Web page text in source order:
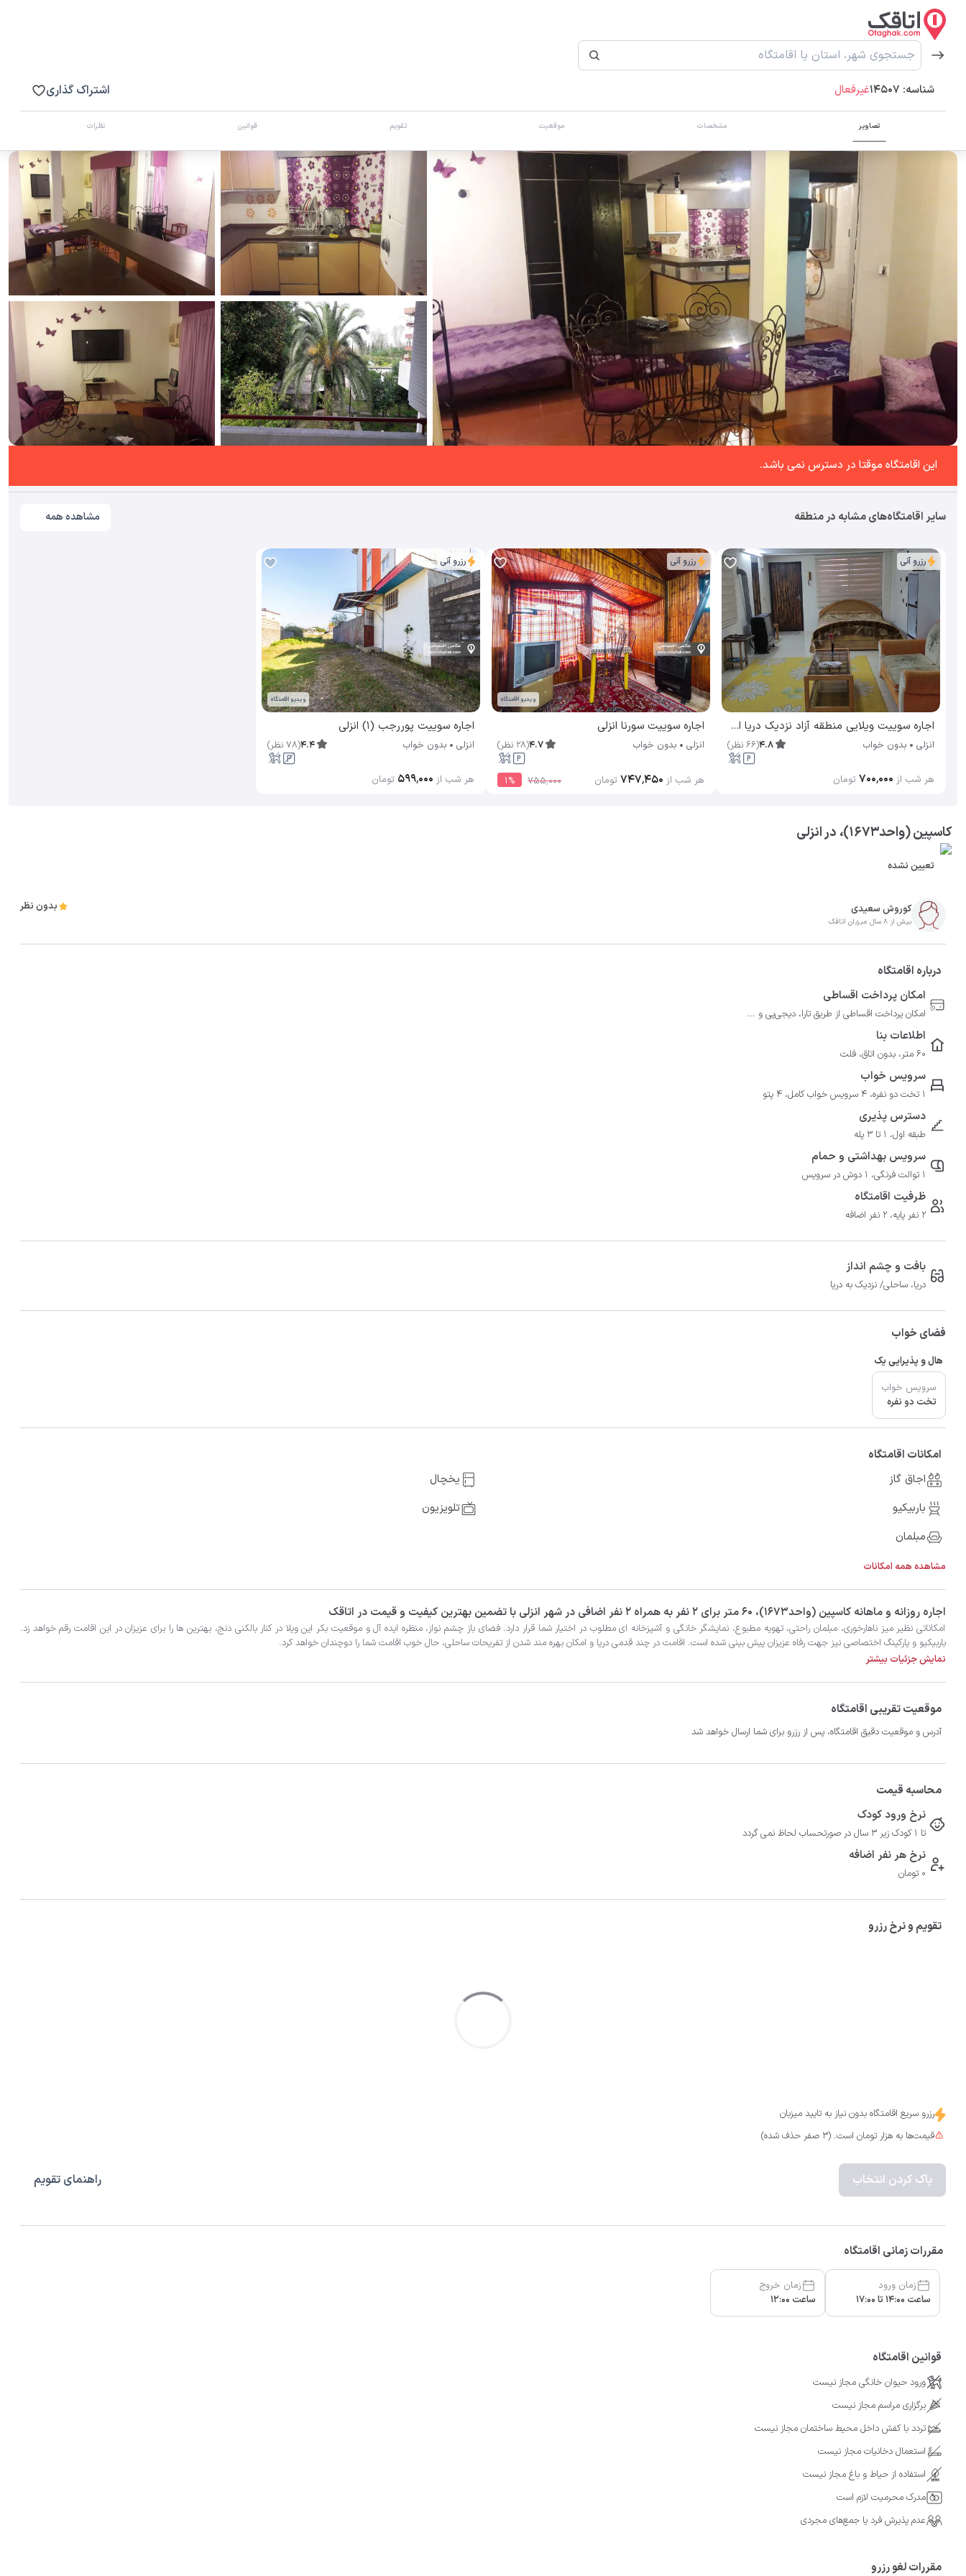
شناسه: 14507غیرفعال
تصاویر مشخصات موقعیت تقویم قوانین نظرات
اشتراک گذاری
مشاهده همه تصاویر(5
)
این اقامتگاه موقتا در دسترس نمی باشد.
سایر اقامتگاه‌های مشابه در منطقه مشاهده همه
رزرو آنی
اجاره سوییت ویلایی منطقه آزاد نزدیک دریا انزلی
انزلی بدون خواب 4.8
(
66 نظر)
هر شب از ۷۰۰٬۰۰۰ تومان
رزرو آنی
ویدیو اقامتگاه
اجاره سوییت سورنا انزلی
انزلی بدون خواب 4.7
(
28 نظر)
۷۵۵٬۰۰۰ 1% هر شب از ۷۴۷٬۴۵۰ تومان
رزرو آنی
ویدیو اقامتگاه
اجاره سوییت پوررجب (1) انزلی
انزلی بدون خواب 4.4
(
78 نظر)
هر شب از ۵۹۹٬۰۰۰ تومان
کاسپین (واحد۱۶۷۳)، در انزلی
تعیین نشده
کوروش سعیدی
بیش از 8 سال میزبان اتاقک
بدون نظر
درباره اقامتگاه
امکان پرداخت اقساطی
امکان پرداخت اقساطی از طریق تارا، دیجی‌پی و ...
اطلاعات بنا
60 متر، بدون اتاق، فلت
سرویس خواب
1 تخت دو نفره، 4 سرویس خواب کامل، 4 پتو
دسترس پذیری
طبقه اول، 1 تا 3 پله
سرویس بهداشتی و حمام
1 توالت فرنگی، 1 دوش در سرویس
ظرفیت اقامتگاه
2 نفر پایه، 2 نفر اضافه
بافت و چشم انداز
دریا، ساحلی/ نزدیک به دریا
فضای خواب
هال و پذیرایی یک
سرویس خواب
تخت دو نفره
امکانات اقامتگاه
اجاق گاز
یخچال
باربیکیو
تلویزیون
مبلمان
مشاهده همه امکانات
‫‫اجاره روزانه و ماهانه کاسپین (واحد۱۶۷۳)، 60 متر برای 2 نفر به همراه 2 نفر اضافی در شهر انزلی با تضمین بهترین کیفیت و قیمت در اتاقک
باربیکیو و پارکینگ اختصاصی نیز جهت رفاه عزیزان پیش بینی شده است. اقامت در چند قدمی دریا و امکان بهره مند شدن از تفریحات ساحلی، حال خوب اقامت شما را دوچندان خواهد کرد.
نمایش جزئیات بیشتر
موقعیت تقریبی اقامتگاه
آدرس و موقعیت دقیق اقامتگاه، پس از رزرو برای شما ارسال خواهد شد
محاسبه قیمت
نرخ ورود کودک
تا 1 کودک زیر 3 سال در صورتحساب لحاظ نمی گردد
نرخ هر نفر اضافه
0 تومان
تقویم و نرخ رزرو
رزرو سریع اقامتگاه بدون نیاز به تایید میزبان
قیمت‌ها به هزار تومان است. (3 صفر حذف شده)
پاک کردن انتخاب راهنمای تقویم
مقررات زمانی اقامتگاه
زمان ورود
ساعت 14:00 تا 17:00
زمان خروج
ساعت 12:00
قوانین اقامتگاه
ورود حیوان خانگی مجاز نیست
برگزاری مراسم مجاز نیست
تردد با کفش داخل محیط ساختمان مجاز نیست
استعمال دخانیات مجاز نیست
استفاده از حیاط و باغ مجاز نیست
مدرک محرمیت لازم است
عدم پذیرش فرد یا جمع‌های مجردی
مقررات لغو رزرو